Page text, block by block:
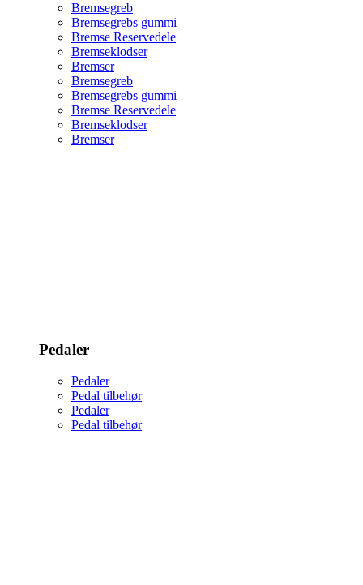
Bremsegreb
Bremsegrebs gummi
Bremse Reservedele
Bremseklodser
Bremser
Bremsegreb
Bremsegrebs gummi
Bremse Reservedele
Bremseklodser
Bremser
Pedaler
Pedaler
Pedal tilbehør
Pedaler
Pedal tilbehør